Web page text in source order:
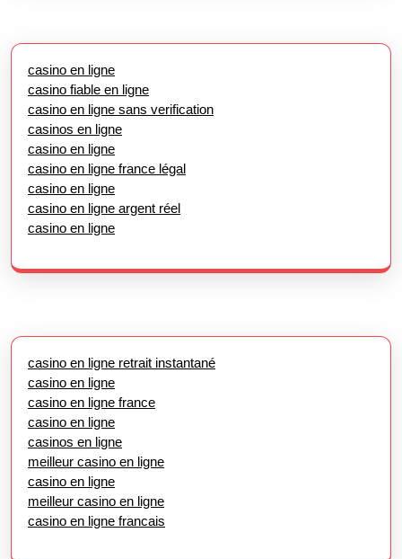
casino en ligne
casino fiable en ligne
casino en ligne sans verification
casinos en ligne
casino en ligne
casino en ligne france légal
casino en ligne
casino en ligne argent réel
casino en ligne
casino en ligne retrait instantané
casino en ligne
casino en ligne france
casino en ligne
casinos en ligne
meilleur casino en ligne
casino en ligne
meilleur casino en ligne
casino en ligne francais